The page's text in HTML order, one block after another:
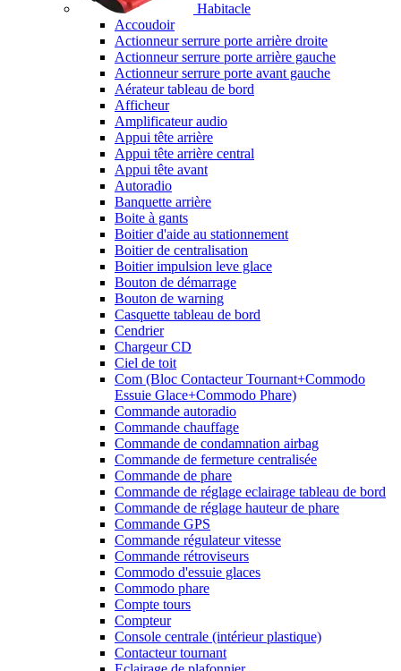
Habitacle
Accoudoir
Actionneur serrure porte arrière droite
Actionneur serrure porte arrière gauche
Actionneur serrure porte avant gauche
Aérateur tableau de bord
Afficheur
Amplificateur audio
Appui tête arrière
Appui tête arrière central
Appui tête avant
Autoradio
Banquette arrière
Boite à gants
Boitier d'aide au stationnement
Boitier de centralisation
Boitier impulsion leve glace
Bouton de démarrage
Bouton de warning
Casquette tableau de bord
Cendrier
Chargeur CD
Ciel de toit
Com (Bloc Contacteur Tournant+Commodo
Essuie Glace+Commodo Phare)
Commande autoradio
Commande chauffage
Commande de condamnation airbag
Commande de fermeture centralisée
Commande de phare
Commande de réglage eclairage tableau de bord
Commande de réglage hauteur de phare
Commande GPS
Commande régulateur vitesse
Commande rétroviseurs
Commodo d'essuie glaces
Commodo phare
Compte tours
Compteur
Console centrale (intérieur plastique)
Contacteur tournant